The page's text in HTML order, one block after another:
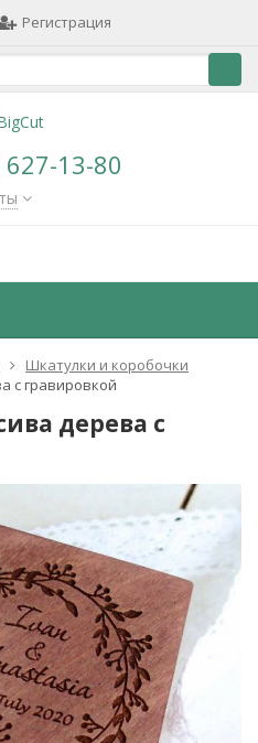
Регистрация
13-80
Шкатулки и коробочки
с гравировкой
дерева с